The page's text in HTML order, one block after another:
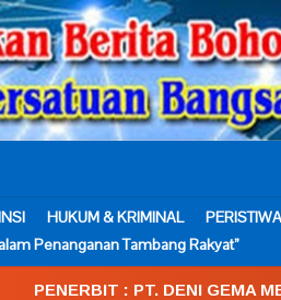
HUKUM & KRIMINAL PERISTIWA
Penanganan Tambang Rakyat”
: PT. DENI GEMA